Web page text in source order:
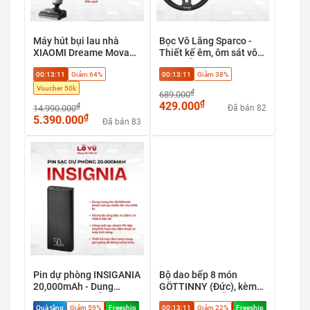
Máy hút bụi lau nhà
XIAOMI Dreame Mova
X40 Pro - Hút bụi + lau
sàn + tự giặt sấy, Phù
hợp sàn gạch, sàn gỗ,
00:13:08
Giảm 64%
Voucher 50k
14.990.000₫
5.390.000₫ Đã bán 83
Bọc Vô Lăng Sparco -
Thiết kế êm, ôm sát vô
lăng, dễ dàng tháo lắp
00:13:08 Giảm 38%
689.000₫
429.000₫ Đã bán 82
Pin dự phòng INSIGANIA
20,000mAh - Dung
Quà tặng Giảm 59% Freeship
Bộ dao bếp 8 món
GÖTTINNY (Đức), kèm
00:13:08 Giảm 22% Freeship